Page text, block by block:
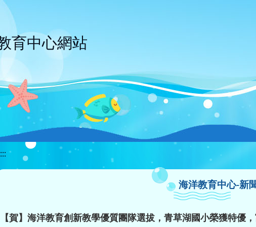
:::
海洋教育中心-新
【賀】海洋教育創新教學優質團隊選拔，青草湖國小榮獲特優